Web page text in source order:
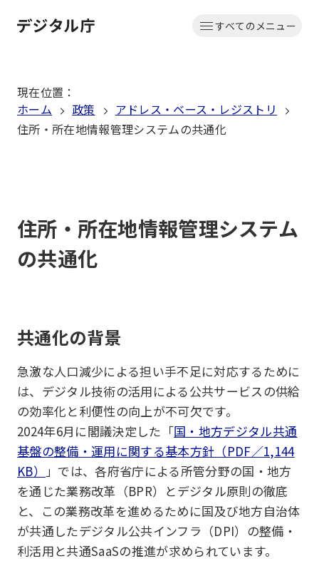
文
動
すべてのメニュー
現在位置 ：
ホーム
政策
アドレス・ベース・レジストリ
住所・所在地情報管理システムの共通化
住所・所在地情報管理システム
の共通化
共通化の背景
急激な人口減少による担い手不足に対応するために
は、デジタル技術の活用による公共サービスの供給
の効率化と利便性の向上が不可欠です。
2024年6月に閣議決定した「国・地方デジタル共通
基盤の整備・運用に関する基本方針（PDF／1,144
KB） 」では、各府省庁による所管分野の国・地方
を通じた業務改革（BPR）とデジタル原則の徹底
と、この業務改革を進めるために国及び地方自治体
が共通したデジタル公共インフラ（DPI）の整備・
利活用と共通SaaSの推進が求められています。